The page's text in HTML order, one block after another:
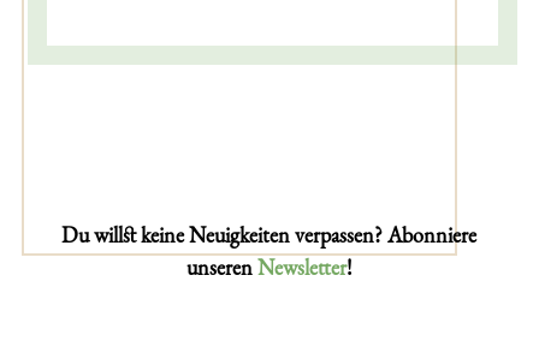
Du willst keine Neuigkeiten verpassen? Abonniere
unserenNewsletter!